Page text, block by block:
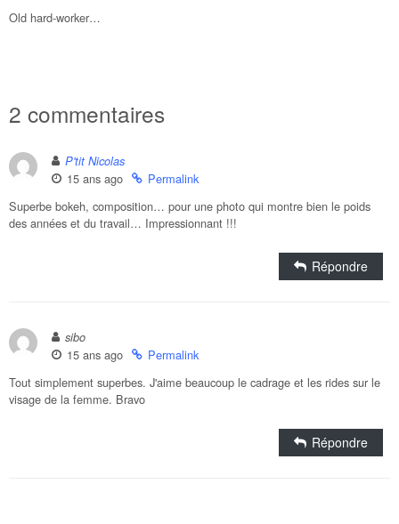
Old hard-worker…
2 commentaires
P'tit Nicolas
15 ans ago
Permalink
Superbe bokeh, composition… pour une photo qui montre bien le poids
des années et du travail… Impressionnant !!!
Répondre
sibo
15 ans ago
Permalink
Tout simplement superbes. J'aime beaucoup le cadrage et les rides sur le
visage de la femme. Bravo
Répondre